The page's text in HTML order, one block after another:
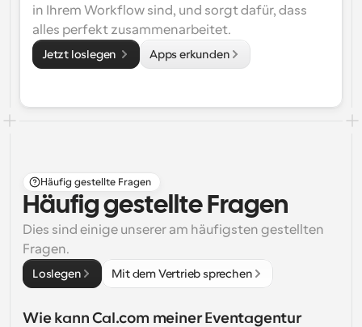
in Ihrem Workflow sind, und sorgt dafür, dass
alles perfekt zusammenarbeitet.
Jetzt loslegen Apps erkunden
Häufig gestellte Fragen
Häufig gestellte Fragen
Dies sind einige unserer am häufigsten gestellten
Fragen.
Loslegen Mit dem Vertrieb sprechen
Wie kann Cal.com meiner Eventagentur